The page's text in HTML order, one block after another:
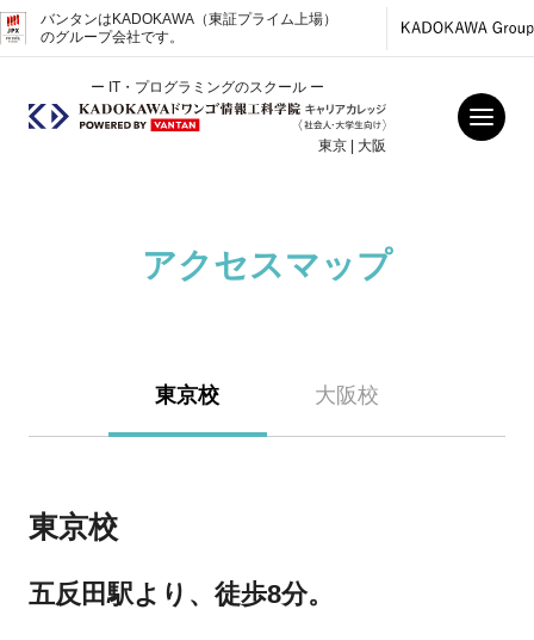
バンタンはKADOKAWA（東証プライム上場）
のグループ会社です。
ー IT・プログラミングのスクール ー
東京 | 大阪
アクセスマップ
東京校 大阪校
東京校
五反田駅より、徒歩8分。